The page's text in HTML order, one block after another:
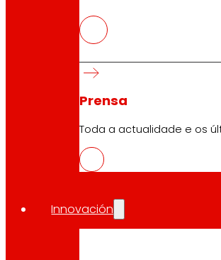
Prensa
Toda a actualidade e os
Innovación
Descarga a APP do club
Condicións xerais do Club
Termos e condicións
Política de protección de datos